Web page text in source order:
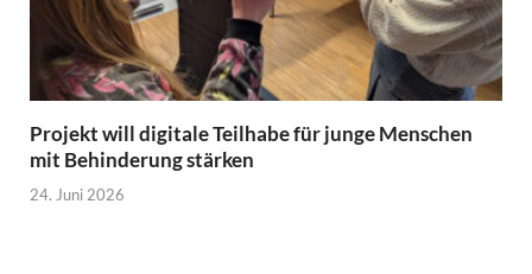
Projekt will digitale Teilhabe für junge Menschen
mit Behinderung stärken
24. Juni 2026